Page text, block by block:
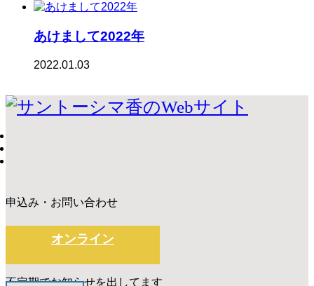
あけまして2022年
2022.01.03
申込み・お問い合わせ
オンライン
不定期でお知らせを出してます